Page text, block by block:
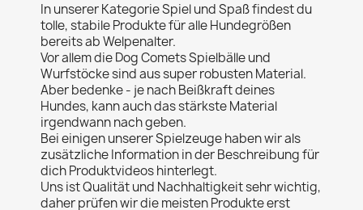
In unserer Kategorie Spiel und Spaß findest du
tolle, stabile Produkte für alle Hundegrößen
bereits ab Welpenalter.
Vor allem die Dog Comets Spielbälle und
Wurfstöcke sind aus super robusten Material.
Aber bedenke - je nach Beißkraft deines
Hundes, kann auch das stärkste Material
irgendwann nach geben.
Bei einigen unserer Spielzeuge haben wir als
zusätzliche Information in der Beschreibung für
dich Produktvideos hinterlegt.
Uns ist Qualität und Nachhaltigkeit sehr wichtig,
daher prüfen wir die meisten Produkte erst